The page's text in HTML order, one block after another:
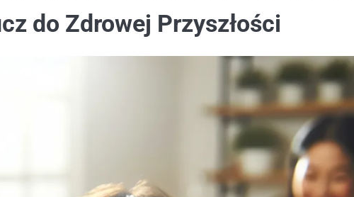
do Zdrowej Przyszłości